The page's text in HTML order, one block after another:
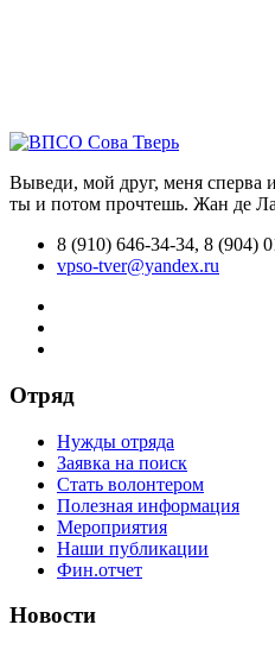
Выведи, мой друг, меня сперва
ты и потом прочтешь. Жан де
8 (910) 646-34-34, 8 (904)
vpso-tver@yandex.ru
Отряд
Нужды отряда
Заявка на поиск
Стать волонтером
Полезная информация
Мероприятия
Наши публикации
Фин.отчет
Новости